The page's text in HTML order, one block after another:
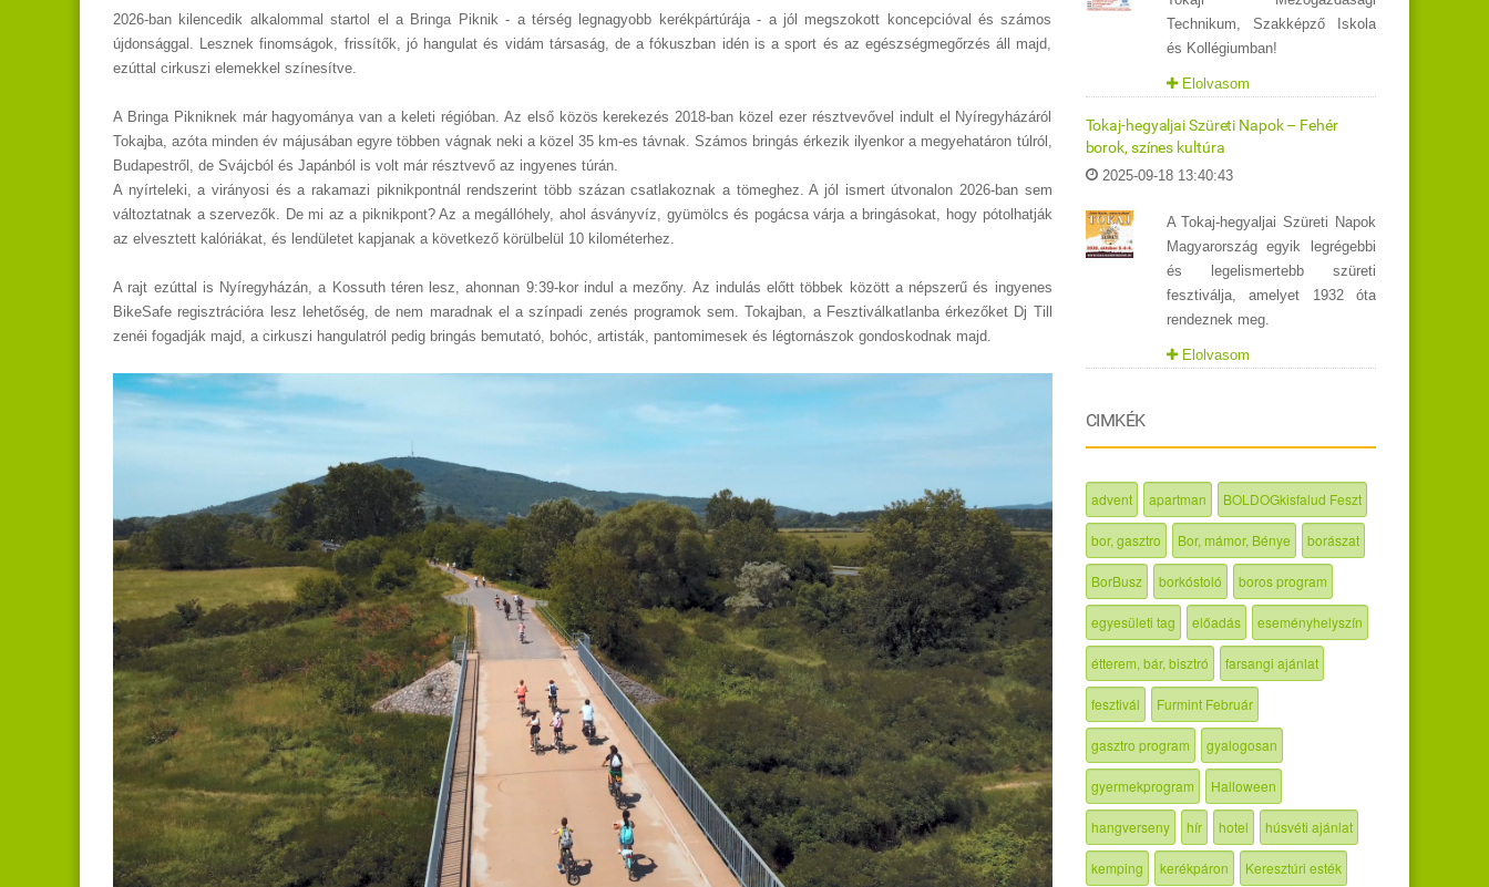
2026-ban kilencedik alkalommal startol el a Bringa Piknik - a térség legnagyobb kerékpártúrája - a jól megszokott koncepcióval és számos
újdonsággal. Lesznek finomságok, frissítők, jó hangulat és vidám társaság, de a fókuszban idén is a sport és az egészségmegőrzés áll majd,
ezúttal cirkuszi elemekkel színesítve.
A Bringa Pikniknek már hagyománya van a keleti régióban. Az első közös kerekezés 2018-ban közel ezer résztvevővel indult el Nyíregyházáról
Tokajba, azóta minden év májusában egyre többen vágnak neki a közel 35 km-es távnak. Számos bringás érkezik ilyenkor a megyehatáron túlról,
Budapestről, de Svájcból és Japánból is volt már résztvevő az ingyenes túrán.
A nyírteleki, a virányosi és a rakamazi piknikpontnál rendszerint több százan csatlakoznak a tömeghez. A jól ismert útvonalon 2026-ban sem
változtatnak a szervezők. De mi az a piknikpont? Az a megállóhely, ahol ásványvíz, gyümölcs és pogácsa várja a bringásokat, hogy pótolhatják
az elvesztett kalóriákat, és lendületet kapjanak a következő körülbelül 10 kilométerhez.
A rajt ezúttal is Nyíregyházán, a Kossuth téren lesz, ahonnan 9:39-kor indul a mezőny. Az indulás előtt többek között a népszerű és ingyenes
BikeSafe regisztrációra lesz lehetőség, de nem maradnak el a színpadi zenés programok sem. Tokajban, a Fesztiválkatlanba érkezőket Dj Till
zenéi fogadják majd, a cirkuszi hangulatról pedig bringás bemutató, bohóc, artisták, pantomimesek és légtornászok gondoskodnak majd.
Technikum, Szakképző Iskola
és Kollégiumban!
Elolvasom
Tokaj-hegyaljai Szüreti Napok – Fehér
borok, színes kultúra
2025-09-18 13:40:43
A Tokaj-hegyaljai Szüreti Napok
Magyarország egyik legrégebbi
és legelismertebb szüreti
fesztiválja, amelyet 1932 óta
rendeznek meg.
Elolvasom
CIMKÉK
advent apartman BOLDOGkisfalud Feszt
bor, gasztro Bor, mámor, Bénye borászat
BorBusz borkóstoló boros program
egyesületi tag előadás eseményhelyszín
étterem, bár, bisztró farsangi ajánlat
fesztivál Furmint Február
gasztro program gyalogosan
gyermekprogram Halloween
hangverseny hír hotel húsvéti ajánlat
kemping kerékpáron Keresztúri esték